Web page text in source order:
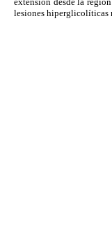
lesiones hiperglicolíticas